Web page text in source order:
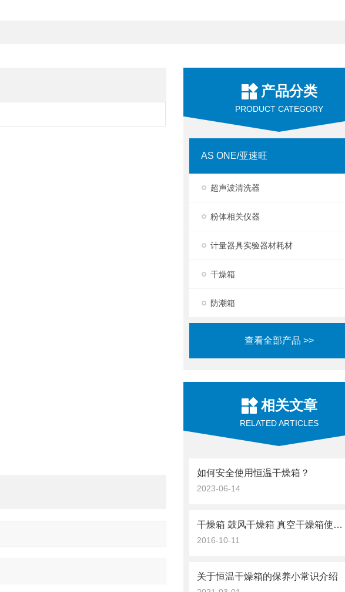
产品分类
PRODUCT CATEGORY
AS ONE/亚速旺
超声波清洗器
粉体相关仪器
计量器具实验器材耗材
干燥箱
防潮箱
查看全部产品 >>
相关文章
RELATED ARTICLES
如何安全使用恒温干燥箱？
2023-06-14
干燥箱 鼓风干燥箱 真空干燥箱使用注意事项
2016-10-11
关于恒温干燥箱的保养小常识介绍